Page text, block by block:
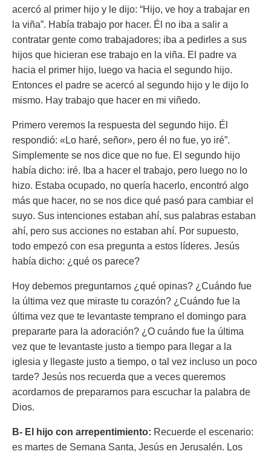
acercó al primer hijo y le dijo: “Hijo, ve hoy a trabajar en
la viña”. Había trabajo por hacer. Él no iba a salir a
contratar gente como trabajadores; iba a pedirles a sus
hijos que hicieran ese trabajo en la viña. El padre va
hacia el primer hijo, luego va hacia el segundo hijo.
Entonces el padre se acercó al segundo hijo y le dijo lo
mismo. Hay trabajo que hacer en mi viñedo.
Primero veremos la respuesta del segundo hijo. Él
respondió: «Lo haré, señor», pero él no fue, yo iré”.
Simplemente se nos dice que no fue. El segundo hijo
había dicho: iré. Iba a hacer el trabajo, pero luego no lo
hizo. Estaba ocupado, no quería hacerlo, encontró algo
más que hacer, no se nos dice qué pasó para cambiar el
suyo. Sus intenciones estaban ahí, sus palabras estaban
ahí, pero sus acciones no estaban ahí. Por supuesto,
todo empezó con esa pregunta a estos líderes. Jesús
había dicho: ¿qué os parece?
Hoy debemos preguntarnos ¿qué opinas? ¿Cuándo fue
la última vez que miraste tu corazón? ¿Cuándo fue la
última vez que te levantaste temprano el domingo para
prepararte para la adoración? ¿O cuándo fue la última
vez que te levantaste justo a tiempo para llegar a la
iglesia y llegaste justo a tiempo, o tal vez incluso un poco
tarde? Jesús nos recuerda que a veces queremos
acordarnos de prepararnos para escuchar la palabra de
Dios.
B- El hijo con arrepentimiento: Recuerde el escenario:
es martes de Semana Santa, Jesús en Jerusalén. Los